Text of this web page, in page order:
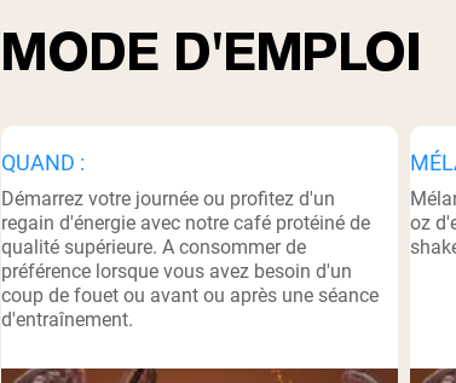
MODE D'EMPLOI
QUAND :
Démarrez votre journée ou profitez d'un
regain d'énergie avec notre café protéiné de
qualité supérieure. A consommer de
préférence lorsque vous avez besoin d'un
coup de fouet ou avant ou après une séance
d'entraînement.
oz
Shipping Country:
Acheter